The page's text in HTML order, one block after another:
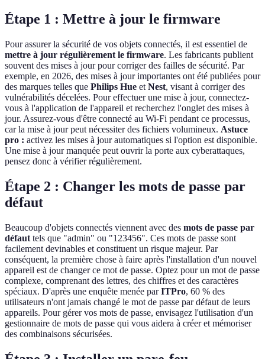
Étape 1 : Mettre à jour le firmware
Pour assurer la sécurité de vos objets connectés, il est essentiel de
mettre à jour régulièrement le firmware. Les fabricants publient
souvent des mises à jour pour corriger des failles de sécurité. Par
exemple, en 2026, des mises à jour importantes ont été publiées pour
des marques telles que Philips Hue et Nest, visant à corriger des
vulnérabilités décelées. Pour effectuer une mise à jour, connectez-
vous à l'application de l'appareil et recherchez l'onglet des mises à
jour. Assurez-vous d'être connecté au Wi-Fi pendant ce processus,
car la mise à jour peut nécessiter des fichiers volumineux. Astuce
pro : activez les mises à jour automatiques si l'option est disponible.
Une mise à jour manquée peut ouvrir la porte aux cyberattaques,
pensez donc à vérifier régulièrement.
Étape 2 : Changer les mots de passe par
défaut
Beaucoup d'objets connectés viennent avec des mots de passe par
défaut tels que "admin" ou "123456". Ces mots de passe sont
facilement devinables et constituent un risque majeur. Par
conséquent, la première chose à faire après l'installation d'un nouvel
appareil est de changer ce mot de passe. Optez pour un mot de passe
complexe, comprenant des lettres, des chiffres et des caractères
spéciaux. D'après une enquête menée parITPro, 60 % des
utilisateurs n'ont jamais changé le mot de passe par défaut de leurs
appareils. Pour gérer vos mots de passe, envisagez l'utilisation d'un
gestionnaire de mots de passe qui vous aidera à créer et mémoriser
des combinaisons sécurisées.